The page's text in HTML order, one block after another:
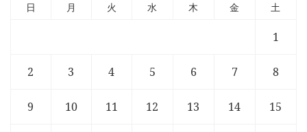
日 月 火 水 木 金 土
1
2 3 4 5 6 7 8
9 10 11 12 13 14 15